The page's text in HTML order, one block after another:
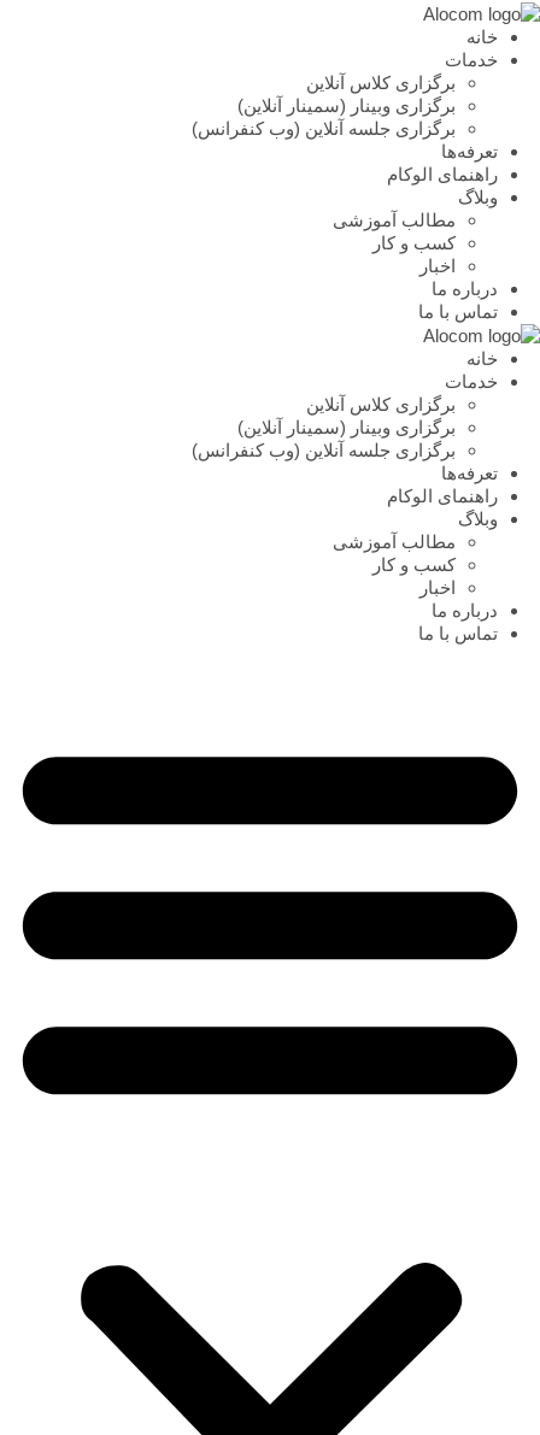
خانه
خدمات
برگزاری کلاس آنلاین
برگزاری وبینار (سمینار آنلاین)
برگزاری جلسه آنلاین (وب کنفرانس)
تعرفه‌ها
راهنمای الوکام
وبلاگ
مطالب آموزشی
کسب و کار
اخبار
درباره ما
تماس با ما
خانه
خدمات
برگزاری کلاس آنلاین
برگزاری وبینار (سمینار آنلاین)
برگزاری جلسه آنلاین (وب کنفرانس)
تعرفه‌ها
راهنمای الوکام
وبلاگ
مطالب آموزشی
کسب و کار
اخبار
درباره ما
تماس با ما